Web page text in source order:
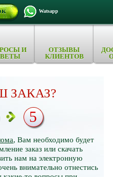
Watsapp
И
ОТЗЫВЫ
КЛИЕНТОВ
ЗАКАЗ?
, Вам необходимо будет
заказ или скачать
нам на электронную
внимательно отнестись
5